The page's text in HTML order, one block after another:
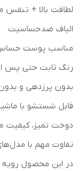
لطافت بالا + تنفس
الیاف ضدحساسیت
مناسب پوست
رنگ ثابت حتی پس
بدون پرزدهی و
قابل شستشو با
دوخت تمیز، کیفیت
تفاوت مهم با مدل‌های
در این محصول رویه